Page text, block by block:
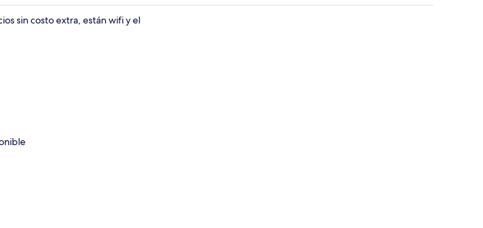
sin costo extra, están wifi y el